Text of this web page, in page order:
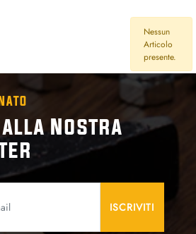
Nessun
Articolo
presente.
Nostra